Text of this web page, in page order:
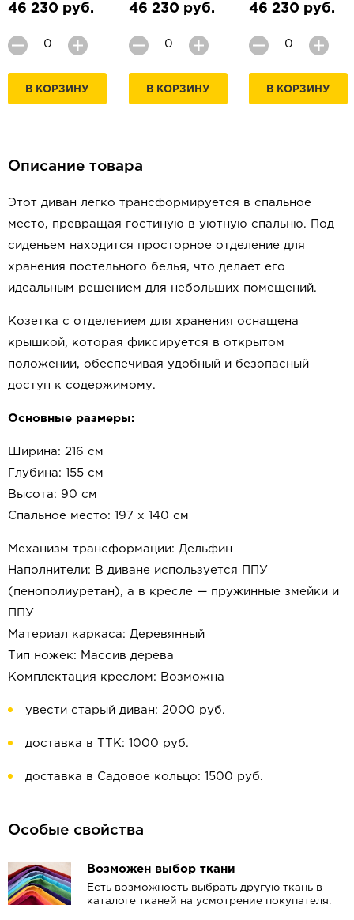
46 230 руб.
В КОРЗИНУ
46 230 руб.
В КОРЗИНУ
46 230 руб.
В КОРЗИНУ
Описание товара
Этот диван легко трансформируется в спальное
место, превращая гостиную в уютную спальню. Под
сиденьем находится просторное отделение для
хранения постельного белья, что делает его
идеальным решением для небольших помещений.
Козетка с отделением для хранения оснащена
крышкой, которая фиксируется в открытом
положении, обеспечивая удобный и безопасный
доступ к содержимому.
Основные размеры:
Ширина: 216 см
Глубина: 155 см
Высота: 90 см
Спальное место: 197 x 140 см
Механизм трансформации: Дельфин
Наполнители: В диване используется ППУ
(пенополиуретан), а в кресле — пружинные змейки и
ППУ
Материал каркаса: Деревянный
Тип ножек: Массив дерева
Комплектация креслом: Возможна
увести старый диван: 2000 руб.
доставка в ТТК: 1000 руб.
доставка в Садовое кольцо: 1500 руб.
Особые свойства
Возможен выбор ткани
Есть возможность выбрать другую ткань в
каталоге тканей на усмотрение покупателя.